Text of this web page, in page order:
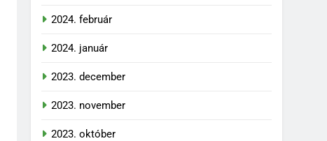
2024. február
2024. január
2023. december
2023. november
2023. október